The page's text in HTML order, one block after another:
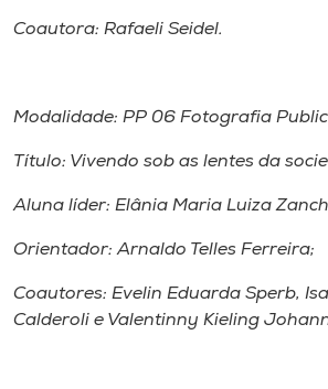
Coautora: Rafaeli Seidel.
Modalidade: PP 06 Fotografia
Título: Vivendo sob as lentes da
Aluna líder: Elânia Maria Luiza
Orientador: Arnaldo Telles Ferreira;
Coautores: Evelin Eduarda Sperb,
Calderoli e Valentinny Kieling